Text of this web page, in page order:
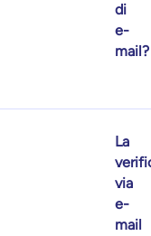
di
e-
mail?
La
via
e-
mail